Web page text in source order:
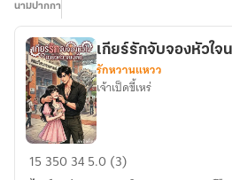
นามปากกา
เกียร์
รัก
เกียร์รักจับจองหัวใจ
รักหวานแหวว
เจ้าเป็ดขี้เหร่
15 350345.0 (3)